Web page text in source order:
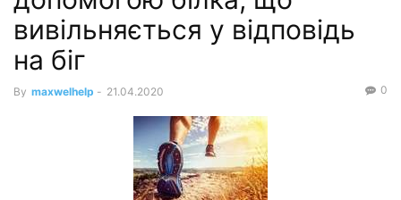
вивільняється у відповідь
на біг
By maxwelhelp - 21.04.2020 0